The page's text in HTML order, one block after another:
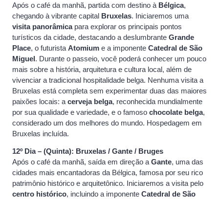
Após o café da manhã, partida com destino à Bélgica,
chegando à vibrante capital Bruxelas. Iniciaremos uma
visita panorâmicapara explorar os principais pontos
turísticos da cidade, destacando a deslumbrante Grande
Place, o futurista Atomium e a imponente Catedral de São
Miguel. Durante o passeio, você poderá conhecer um pouco
mais sobre a história, arquitetura e cultura local, além de
vivenciar a tradicional hospitalidade belga. Nenhuma visita a
Bruxelas está completa sem experimentar duas das maiores
paixões locais: a cerveja belga, reconhecida mundialmente
por sua qualidade e variedade, e o famoso chocolate belga,
considerado um dos melhores do mundo. Hospedagem em
Bruxelas incluída.
12º Dia – (Quinta): Bruxelas / Gante / Bruges
Após o café da manhã, saída em direção a Gante, uma das
cidades mais encantadoras da Bélgica, famosa por seu rico
patrimônio histórico e arquitetônico. Iniciaremos a visita pelo
centro histórico, incluindo a imponente Catedral de São